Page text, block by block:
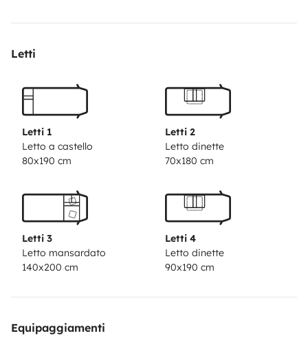
Letti
Letti 1
Letto a castello
80x190 cm
Letti 2
Letto dinette
70x180 cm
Letti 3
Letto mansardato
140x200 cm
Letti 4
Letto dinette
90x190 cm
Equipaggiamenti